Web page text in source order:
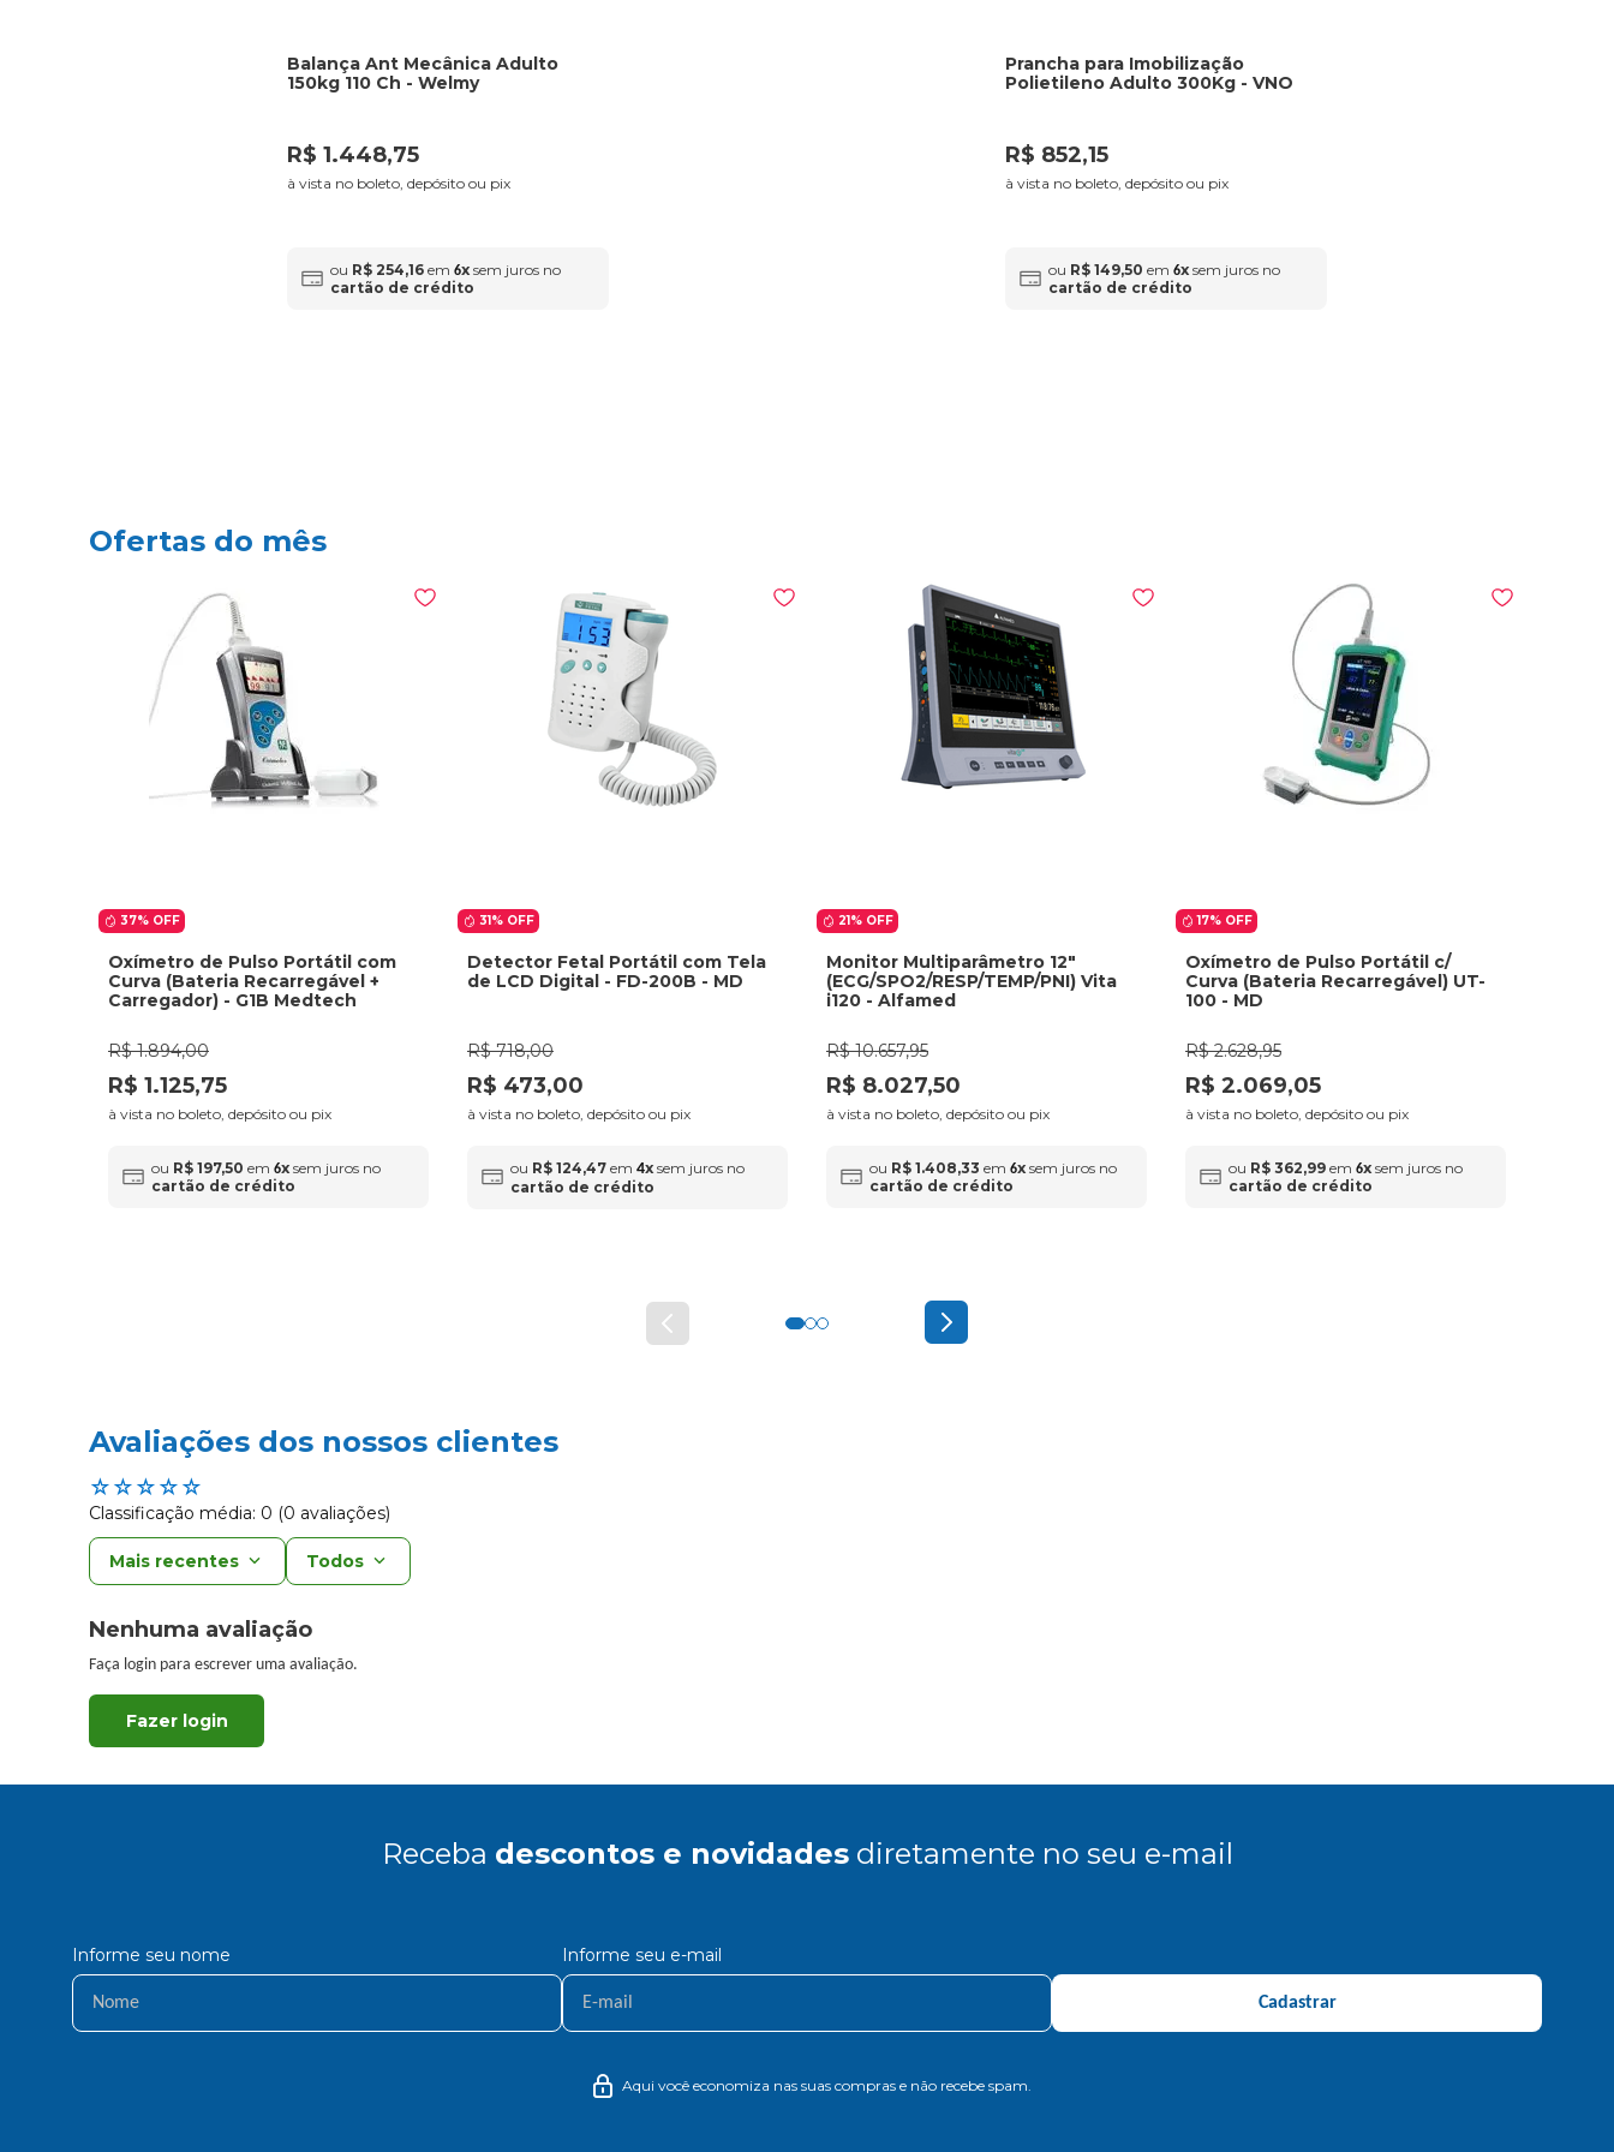
Balança Ant Mecânica Adulto
150kg 110 Ch - Welmy
R$ 1.448,75
à vista no boleto, depósito ou pix
ou R$ 254,16 em 6x sem juros no
cartão de crédito
Prancha para Imobilização
Polietileno Adulto 300Kg - VNO
R$ 852,15
à vista no boleto, depósito ou pix
ou R$ 149,50 em 6x sem juros no
cartão de crédito
Ofertas do mês
37% OFF
Oxímetro de Pulso Portátil com
Curva (Bateria Recarregável +
Carregador) - G1B Medtech
R$ 1.894,00
R$ 1.125,75
à vista no boleto, depósito ou pix
ou R$ 197,50 em 6x sem juros no
cartão de crédito
31% OFF
Detector Fetal Portátil com Tela
de LCD Digital - FD-200B - MD
R$ 718,00
R$ 473,00
à vista no boleto, depósito ou pix
ou R$ 124,47 em 4x sem juros no
cartão de crédito
21% OFF
Monitor Multiparâmetro 12"
(ECG/SPO2/RESP/TEMP/PNI) Vita
i120 - Alfamed
R$ 10.657,95
R$ 8.027,50
à vista no boleto, depósito ou pix
ou R$ 1.408,33 em 6x sem juros no
cartão de crédito
17% OFF
Oxímetro de Pulso Portátil c/
Curva (Bateria Recarregável) UT-
100 - MD
R$ 2.628,95
R$ 2.069,05
à vista no boleto, depósito ou pix
ou R$ 362,99 em 6x sem juros no
cartão de crédito
Avaliações dos nossos clientes
☆ ☆ ☆ ☆ ☆
Classificação média: 0 (0 avaliações)
Faça login para escrever uma avaliação.
Mais recentes Todos
Nenhuma avaliação
Receba descontos e novidadesdiretamente no seu e-mail
Informe seu nome Informe seu e-mail
Cadastrar
Aqui você economiza nas suas compras e não recebe spam.